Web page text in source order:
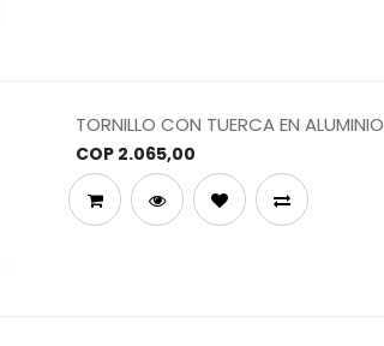
TORNILLO CON TUERCA EN ALUMINIO
COP 2.065,00